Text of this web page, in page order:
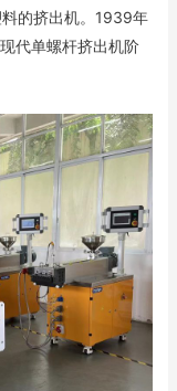
的挤出机。1939年
代单螺杆挤出机阶